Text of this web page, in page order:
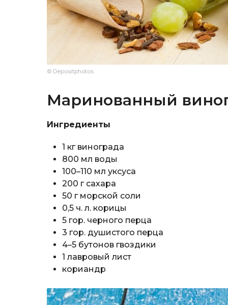
© Depositphotos
Маринованный
Ингредиенты
1 кг винограда
800 мл воды
100–110 мл уксуса
200 г сахара
50 г морской соли
0,5 ч. л. корицы
5 гор. черного перца
3 гор. душистого перца
4–5 бутонов гвоздики
1 лавровый лист
кориандр